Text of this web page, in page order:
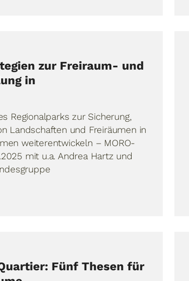
zur Freiraum- und
in
Regionalparks zur Sicherung,
Landschaften und Freiräumen in
weiterentwickeln – MORO-
mit u.a. Andrea Hartz und
Fünf Thesen für